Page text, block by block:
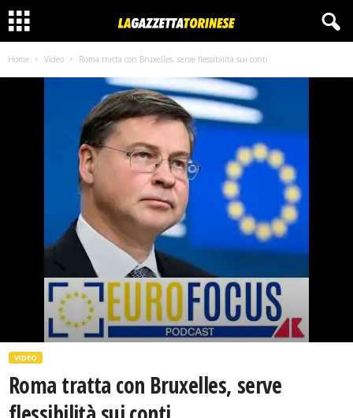
Home Video Roma tratta con Bruxelles, serve flessibilità sui conti
VIDEO
Roma tratta con Bruxelles, serve